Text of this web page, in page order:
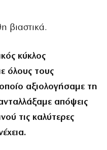
βιαστικά.
κύκλος
όλους τους
αξιολογήσαμε τη
απόψεις
τις καλύτερες